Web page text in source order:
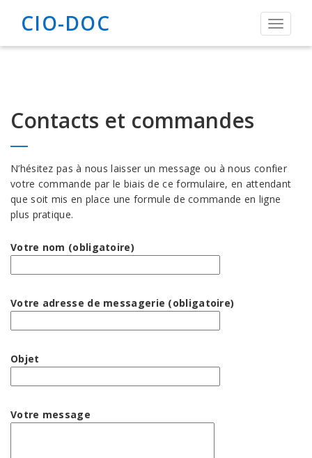
Toggle
CIO-DOC
Contacts et commandes
N’hésitez pas à nous laisser un message ou à nous confier
votre commande par le biais de ce formulaire, en attendant
que soit mis en place une formule de commande en ligne
plus pratique.
Votre nom (obligatoire)
Votre adresse de messagerie (obligatoire)
Objet
Votre message